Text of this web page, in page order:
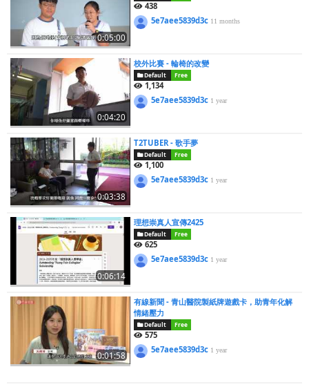
0:05:00
438
5e7aee5839d3c 11 months
0:04:20
校外比賽 - 輪椅的改變
Default Free
1,134
5e7aee5839d3c 1 year
0:03:38
T2TUBER - 歌手夢
Default Free
1,100
5e7aee5839d3c 1 year
0:06:14
理想崇真人宣傳2425
Default Free
625
5e7aee5839d3c 1 year
0:01:58
有線新聞 - 青山醫院製紙牌遊戲卡，助青年化解
情緒壓力
Default Free
575
5e7aee5839d3c 1 year